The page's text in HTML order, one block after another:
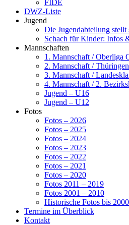
FIDE
DWZ-Liste
Jugend
Die Jugendabteilung stellt
Schach für Kinder: Infos
Mannschaften
1. Mannschaft / Oberliga
2. Mannschaft /
3. Mannschaft /
4. Mannschaft / 2.
Jugend – U16
Jugend – U12
Fotos
Fotos – 2026
Fotos – 2025
Fotos – 2024
Fotos – 2023
Fotos – 2022
Fotos – 2021
Fotos – 2020
Fotos 2011 – 2019
Fotos 2001 – 2010
Historische Fotos bis 2000
Termine im Überblick
Kontakt